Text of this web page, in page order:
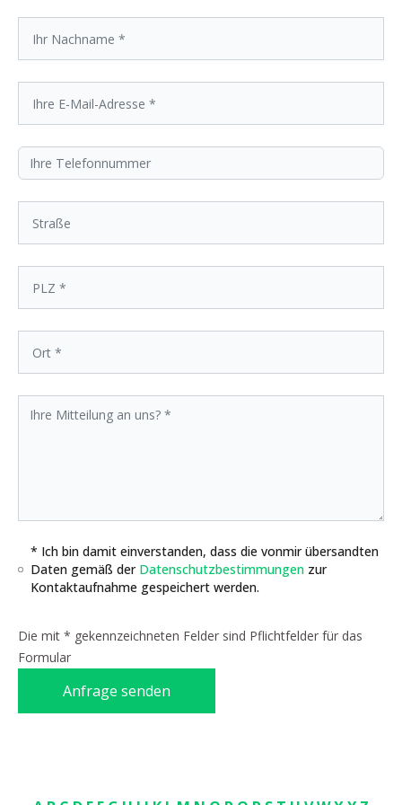
* Ich bin damit einverstanden, dass die vonmir übersandten
Daten gemäß der Datenschutzbestimmungen zur
Kontaktaufnahme gespeichert werden.
Die mit * gekennzeichneten Felder sind Pflichtfelder für das
Formular
Anfrage senden